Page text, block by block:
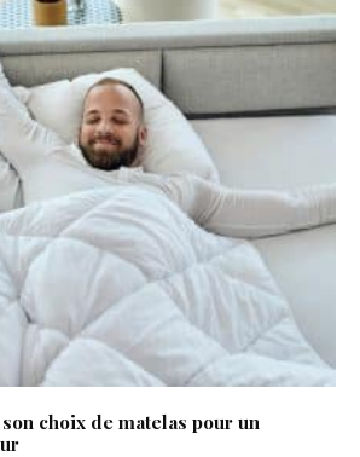
choix de matelas pour un